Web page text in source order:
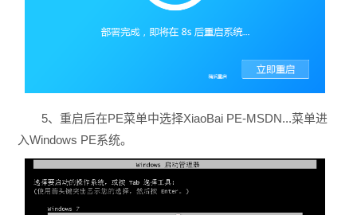
5、重启后在PE菜单中选择XiaoBai PE-MSDN...菜单进
入Windows PE系统。